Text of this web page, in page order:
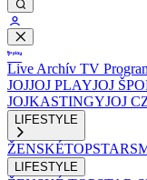
Live Archív TV
JOJJOJ PLAYJOJ
JOJKASTINGYJOJ
LIFESTYLE
ŽENSKÉTOPSTAR
LIFESTYLE